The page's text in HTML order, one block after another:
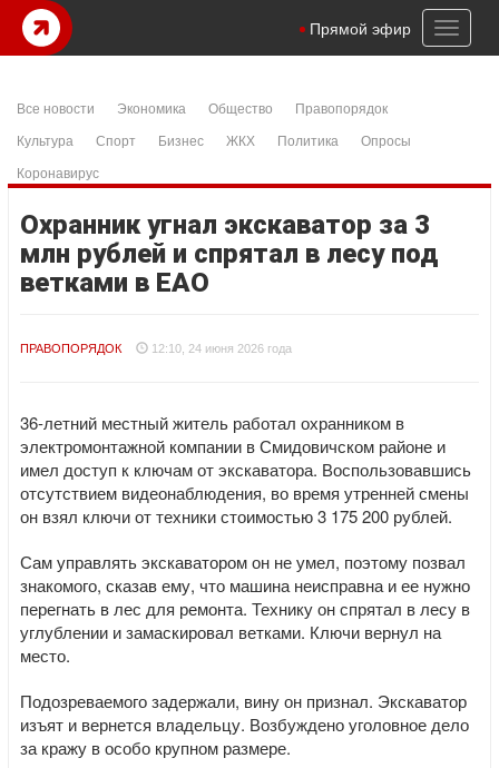
Toggle
Прямой эфир
Все новости Экономика Общество
Правопорядок
Культура
Спорт Бизнес ЖКХ Политика
Опросы
Коронавирус
Охранник угнал экскаватор за 3
млн рублей и спрятал в лесу под
ветками в ЕАО
ПРАВОПОРЯДОК 12:10, 24 июня 2026 года
36-летний местный житель работал охранником в
электромонтажной компании в Смидовичском районе и
имел доступ к ключам от экскаватора. Воспользовавшись
отсутствием видеонаблюдения, во время утренней смены
он взял ключи от техники стоимостью 3 175 200 рублей.
Сам управлять экскаватором он не умел, поэтому позвал
знакомого, сказав ему, что машина неисправна и ее нужно
перегнать в лес для ремонта. Технику он спрятал в лесу в
углублении и замаскировал ветками. Ключи вернул на
место.
Подозреваемого задержали, вину он признал. Экскаватор
изъят и вернется владельцу. Возбуждено уголовное дело
за кражу в особо крупном размере.